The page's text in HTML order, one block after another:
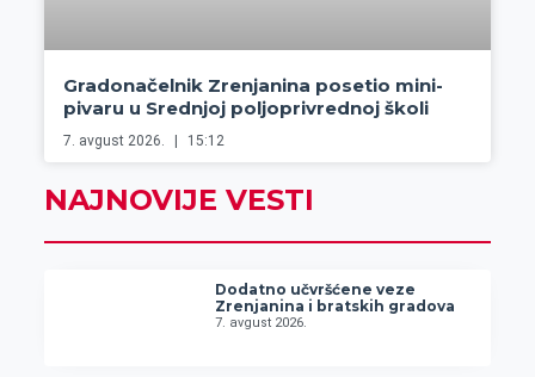
Gradonačelnik Zrenjanina posetio mini-
pivaru u Srednjoj poljoprivrednoj školi
7. avgust 2026. 15:12
NAJNOVIJE VESTI
Dodatno učvršćene veze
Zrenjanina i bratskih gradova
7. avgust 2026.